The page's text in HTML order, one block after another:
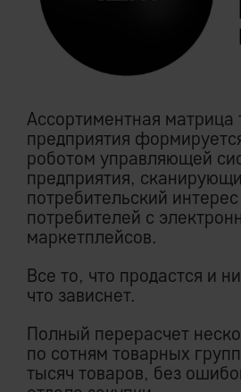
Ассортиментная матрица
предприятия
роботом управляющей
предприятия,
потребительский
потребителей с
маркетплейсов.
Все то, что продастся и
что зависнет.
Полный перерасчет
по сотням товарных
тысяч товаров, без